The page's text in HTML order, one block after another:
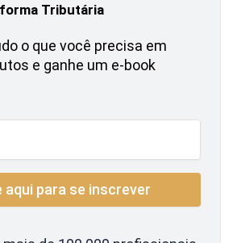
Tributária
o que você precisa em
e ganhe um e-book